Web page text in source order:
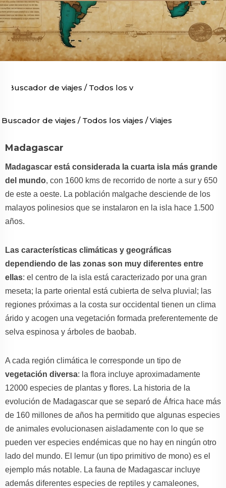
Buscador de viajes / Todos los viajes
Buscador de viajes / Todos los viajes /Viajes por África
Madagascar
Madagascar está considerada la cuarta isla más grande
del mundo, con 1600 kms de recorrido de norte a sur y 650
de este a oeste. La población malgache desciende de los
malayos polinesios que se instalaron en la isla hace 1.500
años.
Las características climáticas y geográficas
dependiendo de las zonas son muy diferentes entre
ellas: el centro de la isla está caracterizado por una gran
meseta; la parte oriental está cubierta de selva pluvial; las
regiones próximas a la costa sur occidental tienen un clima
árido y acogen una vegetación formada preferentemente de
selva espinosa y árboles de baobab.
A cada región climática le corresponde un tipo de
vegetación diversa: la flora incluye aproximadamente
12000 especies de plantas y flores. La historia de la
evolución de Madagascar que se separó de África hace más
de 160 millones de años ha permitido que algunas especies
de animales evolucionasen aisladamente con lo que se
pueden ver especies endémicas que no hay en ningún otro
lado del mundo. El lemur (un tipo primitivo de mono) es el
ejemplo más notable. La fauna de Madagascar incluye
además diferentes especies de reptiles y camaleones,